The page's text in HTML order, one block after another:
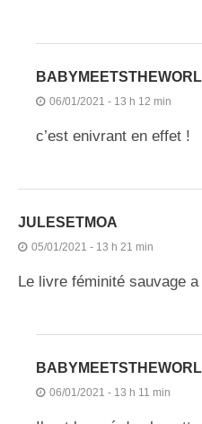
06/01/2021 - 13 h 12 min
c’est enivrant en effet !
JULESETMOA
05/01/2021 - 13 h 21 min
Le livre féminité sauvage
06/01/2021 - 13 h 11 min